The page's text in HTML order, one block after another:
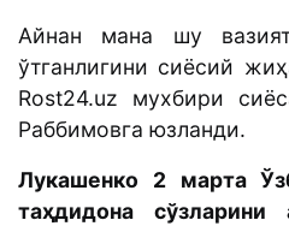
Айнан мана шу
ўтганлигини сиёсий
Rost24.uz мухбири
Раббимовга юзланди.
Лукашенко 2 марта
таҳдидона